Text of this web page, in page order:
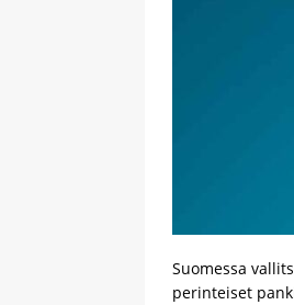
Suomessa
perinteiset